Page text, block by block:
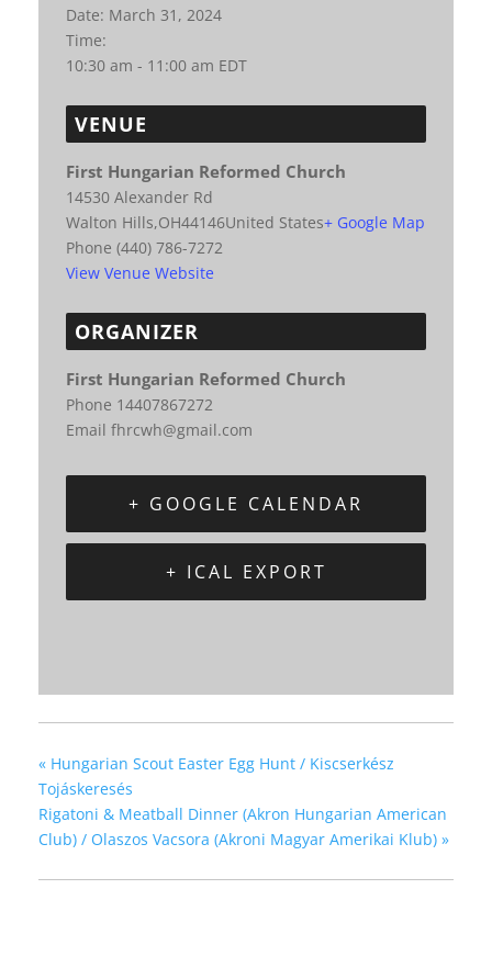
Date: March 31, 2024
Time:
10:30 am - 11:00 am EDT
VENUE
First Hungarian Reformed Church
14530 Alexander Rd
Walton Hills,OH44146United States+ Google Map
Phone (440) 786-7272
View Venue Website
ORGANIZER
First Hungarian Reformed Church
Phone 14407867272
Email fhrcwh@gmail.com
+ GOOGLE CALENDAR
+ ICAL EXPORT
« Hungarian Scout Easter Egg Hunt / Kiscserkész
Tojáskeresés
Rigatoni & Meatball Dinner (Akron Hungarian American
Club) / Olaszos Vacsora (Akroni Magyar Amerikai Klub) »